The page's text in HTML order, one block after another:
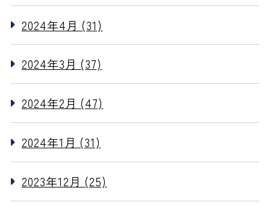
2024年4月 (31)
2024年3月 (37)
2024年2月 (47)
2024年1月 (31)
2023年12月 (25)